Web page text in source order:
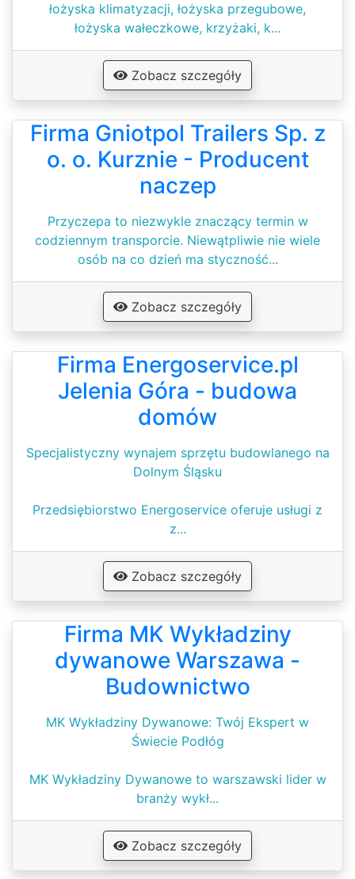
łożyska klimatyzacji, łożyska przegubowe,
łożyska wałeczkowe, krzyżaki, k...
Zobacz szczegóły
Firma Gniotpol Trailers Sp. z
o. o. Kurznie - Producent
naczep
Przyczepa to niezwykle znaczący termin w
codziennym transporcie. Niewątpliwie nie wiele
osób na co dzień ma styczność...
Zobacz szczegóły
Firma Energoservice.pl
Jelenia Góra - budowa
domów
Specjalistyczny wynajem sprzętu budowlanego na
Dolnym Śląsku
Przedsiębiorstwo Energoservice oferuje usługi z
z...
Zobacz szczegóły
Firma MK Wykładziny
dywanowe Warszawa -
Budownictwo
MK Wykładziny Dywanowe: Twój Ekspert w
Świecie Podłóg
MK Wykładziny Dywanowe to warszawski lider w
branży wykł...
Zobacz szczegóły